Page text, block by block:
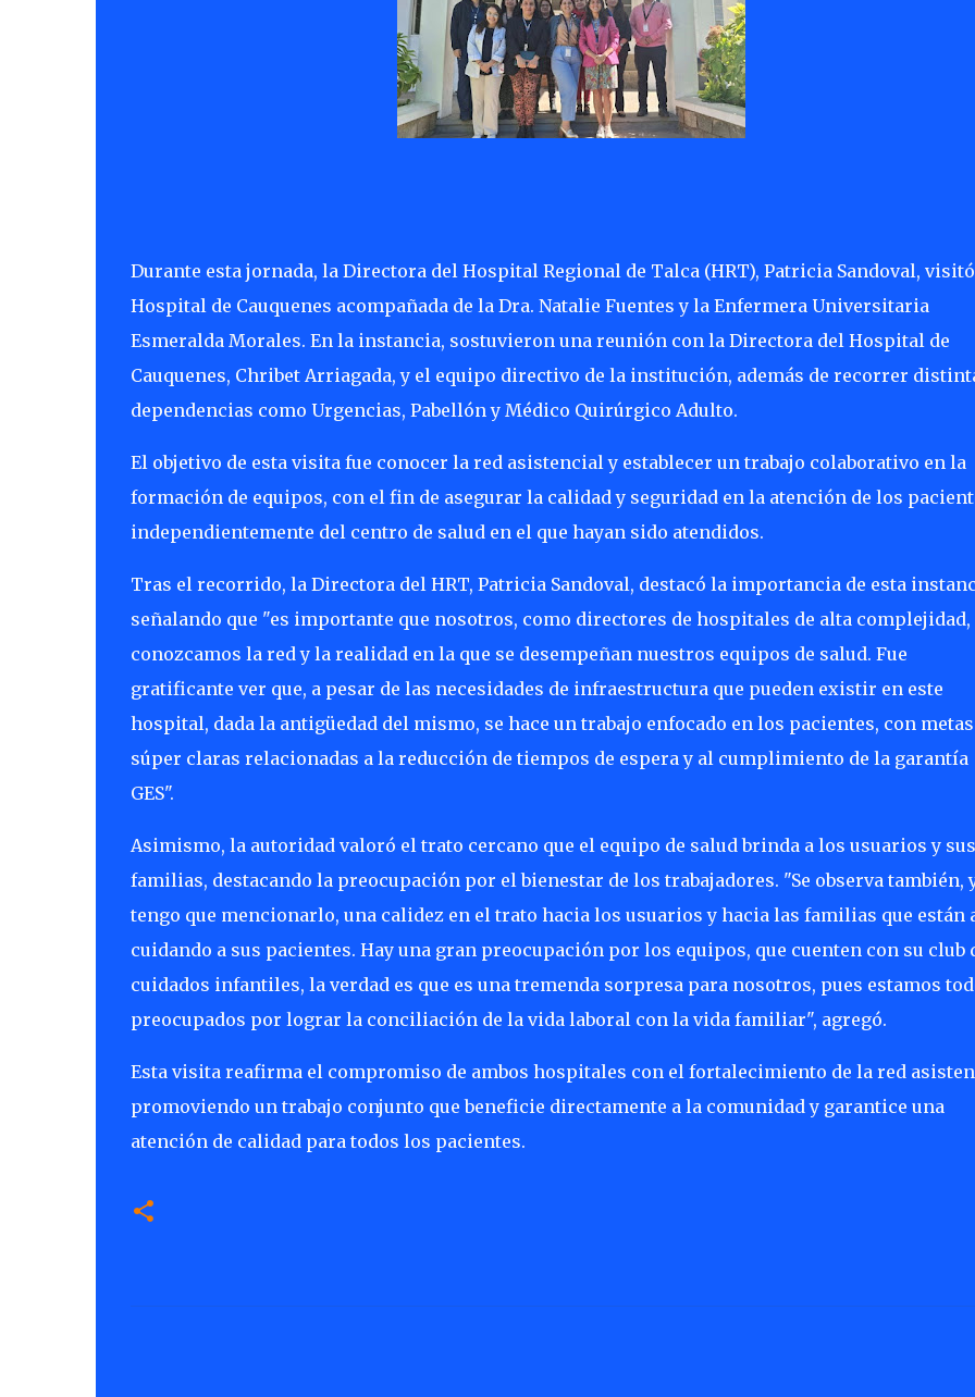
Durante esta jornada, la Directora del Hospital Regional de Talca (HRT), Patricia Sandoval,
Hospital de Cauquenes acompañada de la Dra. Natalie Fuentes y la Enfermera Universitaria
Esmeralda Morales. En la instancia, sostuvieron una reunión con la Directora del Hospital de
Cauquenes, Chribet Arriagada, y el equipo directivo de la institución, además de recorrer
dependencias como Urgencias, Pabellón y Médico Quirúrgico Adulto.
El objetivo de esta visita fue conocer la red asistencial y establecer un trabajo colaborativo en la
formación de equipos, con el fin de asegurar la calidad y seguridad en la atención de los
independientemente del centro de salud en el que hayan sido atendidos.
Tras el recorrido, la Directora del HRT, Patricia Sandoval, destacó la importancia de esta
señalando que "es importante que nosotros, como directores de hospitales de alta complejidad,
conozcamos la red y la realidad en la que se desempeñan nuestros equipos de salud. Fue
gratificante ver que, a pesar de las necesidades de infraestructura que pueden existir en este
hospital, dada la antigüedad del mismo, se hace un trabajo enfocado en los pacientes, con metas
súper claras relacionadas a la reducción de tiempos de espera y al cumplimiento de la garantía
GES".
Asimismo, la autoridad valoró el trato cercano que el equipo de salud brinda a los usuarios y sus
familias, destacando la preocupación por el bienestar de los trabajadores. "Se observa también,
tengo que mencionarlo, una calidez en el trato hacia los usuarios y hacia las familias que están
cuidando a sus pacientes. Hay una gran preocupación por los equipos, que cuenten con su club
cuidados infantiles, la verdad es que es una tremenda sorpresa para nosotros, pues estamos
preocupados por lograr la conciliación de la vida laboral con la vida familiar", agregó.
Esta visita reafirma el compromiso de ambos hospitales con el fortalecimiento de la red
promoviendo un trabajo conjunto que beneficie directamente a la comunidad y garantice una
atención de calidad para todos los pacientes.